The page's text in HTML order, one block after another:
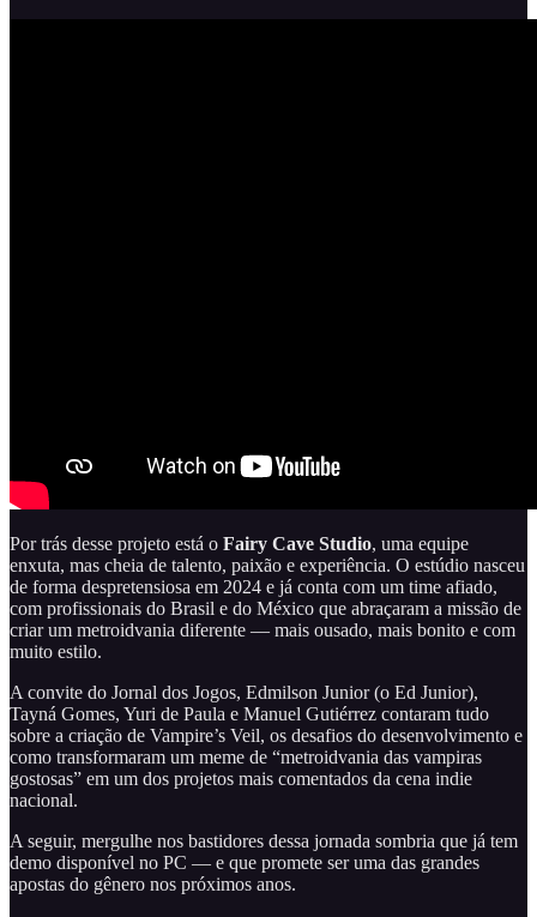
Por trás desse projeto está o Fairy Cave Studio, uma equipe
enxuta, mas cheia de talento, paixão e experiência. O estúdio nasceu
de forma despretensiosa em 2024 e já conta com um time afiado,
com profissionais do Brasil e do México que abraçaram a missão de
criar um metroidvania diferente — mais ousado, mais bonito e com
muito estilo.
A convite do Jornal dos Jogos, Edmilson Junior (o Ed Junior),
Tayná Gomes, Yuri de Paula e Manuel Gutiérrez contaram tudo
sobre a criação de Vampire’s Veil, os desafios do desenvolvimento e
como transformaram um meme de “metroidvania das vampiras
gostosas” em um dos projetos mais comentados da cena indie
nacional.
A seguir, mergulhe nos bastidores dessa jornada sombria que já tem
demo disponível no PC — e que promete ser uma das grandes
apostas do gênero nos próximos anos.